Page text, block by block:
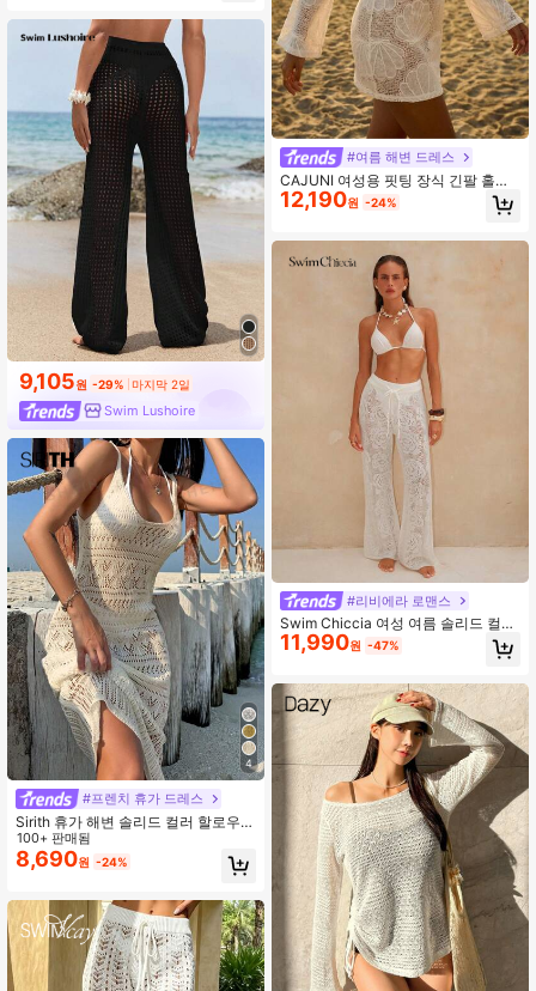
9,105원 -29% 마지막 2일
Swim Lushoire
4
#프렌치 휴가 드레스
Sirith 휴가 해변 솔리드 컬러 할로우
아웃 니트 커버업 드레스
100+ 판매됨
8,690원 -24%
#여름 해변 드레스
CAJUNI 여성용 핏팅 장식 긴팔 홀로
우아웃 커버업 드레스 휴가용
12,190원 -24%
#리비에라 로맨스
Swim Chiccia 여성 여름 솔리드 컬러
타이업 할로우 아웃 플레어 레그 캐주
얼 팬츠, 슬리밍
11,990원 -47%